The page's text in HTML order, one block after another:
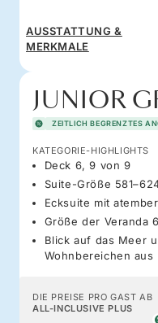
AUSSTATTUNG &
MERKMALE
JUNIOR
ZEITLICH BEGRENZTES
KATEGORIE-HIGHLIGHTS
Deck 6, 9 von 9
Suite-Größe
Ecksuite mit
Größe der Veranda
Blick auf das Meer
Wohnbereichen aus
DIE PREISE PRO GAST AB
ALL-INCLUSIVE PLUS